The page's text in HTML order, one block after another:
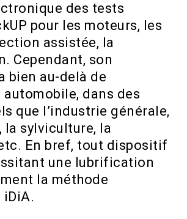
des tests
pour les moteurs, les
assistée, la
Cependant, son
bien au-delà de
automobile, dans des
que l’industrie générale,
la sylviculture, la
En bref, tout dispositif
une lubrification
la méthode
iDiA.